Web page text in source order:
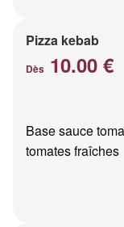
Pizza kebab
Dès 10.00 €
Base sauce
tomates fraîches